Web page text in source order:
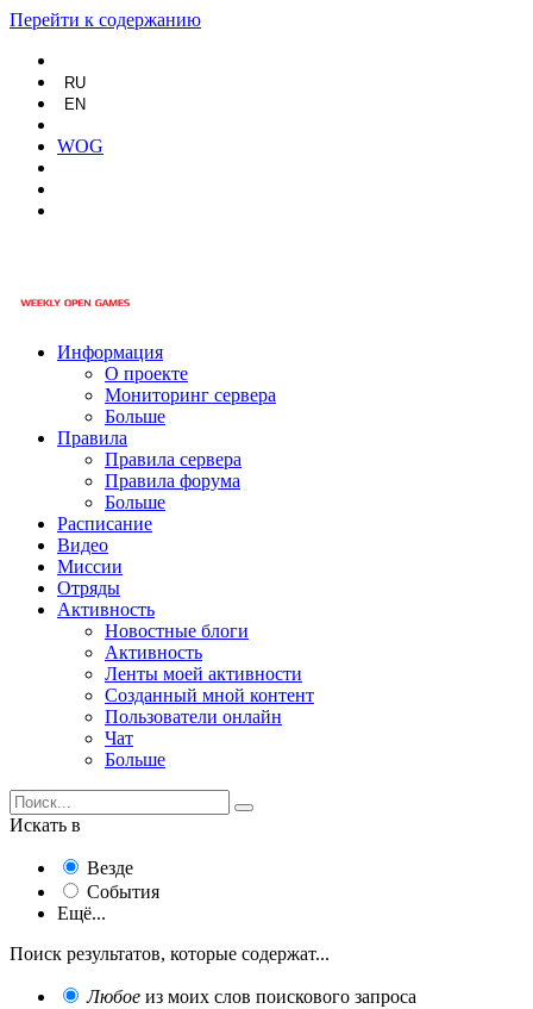
Перейти к содержанию
RU
EN
WOG
Информация
О проекте
Мониторинг сервера
Больше
Правила
Правила сервера
Правила форума
Больше
Расписание
Видео
Миссии
Отряды
Активность
Новостные блоги
Активность
Ленты моей активности
Созданный мной контент
Пользователи онлайн
Чат
Больше
Искать в
Везде
События
Ещё...
Поиск результатов, которые содержат...
Любое из моих слов поискового запроса